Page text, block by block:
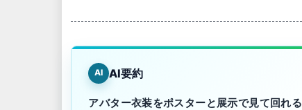
AI AI要約
アバター衣装をポスターと展示で見て回